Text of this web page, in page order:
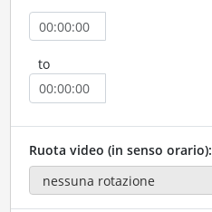
to
Ruota video (in senso orario):